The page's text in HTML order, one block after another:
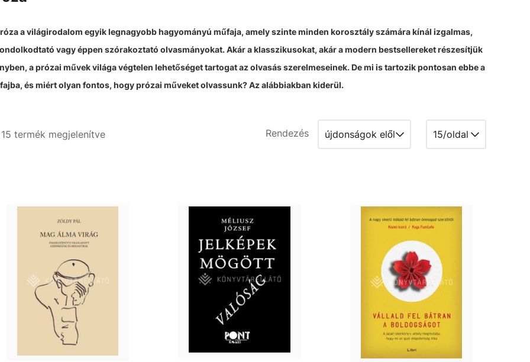
a világirodalom egyik legnagyobb hagyományú műfaja, amely szinte minden korosztály számára kínál izgalmas,
vagy éppen szórakoztató olvasmányokat. Akár a klasszikusokat, akár a modern bestsellereket részesítjük
a prózai művek világa végtelen lehetőséget tartogat az olvasás szerelmeseinek. De mi is tartozik pontosan ebbe a
és miért olyan fontos, hogy prózai műveket olvassunk? Az alábbiakban kiderül.
termék megjelenítve Rendezés